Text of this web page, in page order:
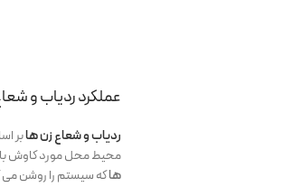
عملکرد ردیاب و
ردیاب و شعاع زن هابر
محیط محل مورد کاوش
هاکه سیستم را روشن می